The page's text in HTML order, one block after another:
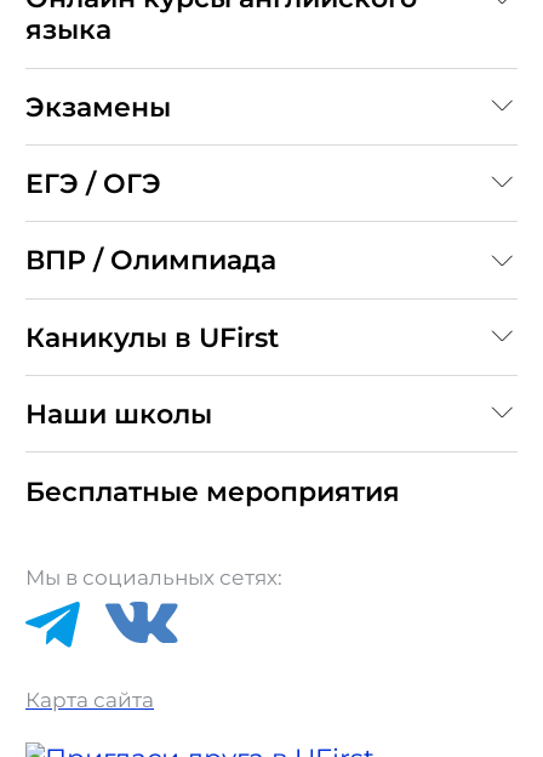
языка
Экзамены
ЕГЭ / ОГЭ
ВПР / Олимпиада
Каникулы в UFirst
Наши школы
Бесплатные мероприятия
Мы в социальных сетях:
Карта сайта